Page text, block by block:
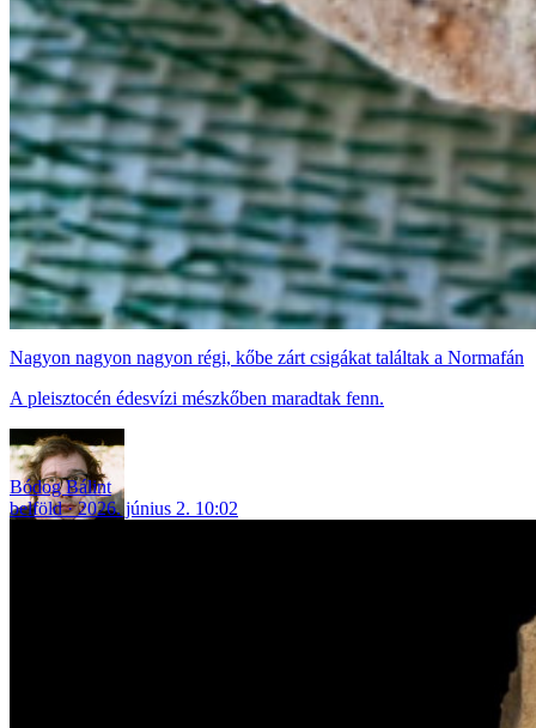
Nagyon nagyon nagyon régi, kőbe zárt csigákat találtak a Normafán
A pleisztocén édesvízi mészkőben maradtak fenn.
Bódog Bálint
belföld
2026. június 2. 10:02